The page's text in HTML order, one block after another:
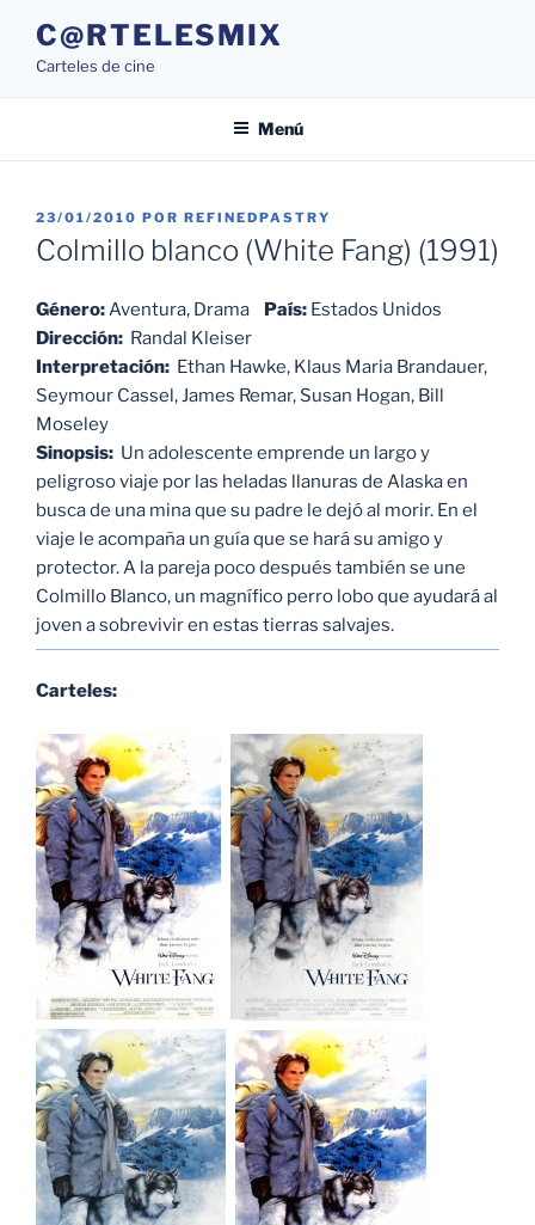
contenido
C@RTELESMIX
Carteles de cine
Menú
PUBLICADO
EL
23/01/2010 POR REFINEDPASTRY
Colmillo blanco (White Fang) (1991)
Género:Aventura, Drama País: Estados Unidos
Dirección: Randal Kleiser
Interpretación: Ethan Hawke, Klaus Maria Brandauer,
Seymour Cassel, James Remar, Susan Hogan, Bill
Moseley
Sinopsis: Un adolescente emprende un largo y
peligroso viaje por las heladas llanuras de Alaska en
busca de una mina que su padre le dejó al morir. En el
viaje le acompaña un guía que se hará su amigo y
protector. A la pareja poco después también se une
Colmillo Blanco, un magnífico perro lobo que ayudará al
joven a sobrevivir en estas tierras salvajes.
Carteles: